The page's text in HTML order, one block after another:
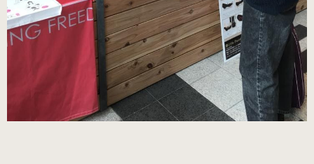
パールシルバー
（22.0～25.5cm）
プロ用（ヒール高7.5cm）